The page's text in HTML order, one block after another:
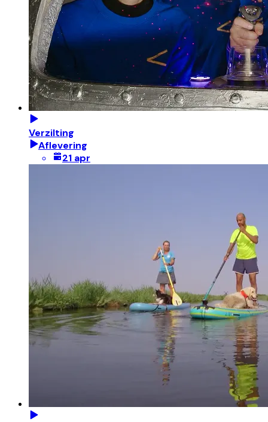
Verzilting
Aflevering
21 apr